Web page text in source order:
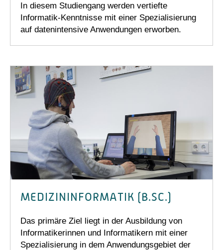
In diesem Studiengang werden vertiefte
Informatik-Kenntnisse mit einer Spezialisierung
auf datenintensive Anwendungen erworben.
MEDIZININFORMATIK (B.SC.)
Das primäre Ziel liegt in der Ausbildung von
Informatikerinnen und Informatikern mit einer
Spezialisierung in dem Anwendungsgebiet der